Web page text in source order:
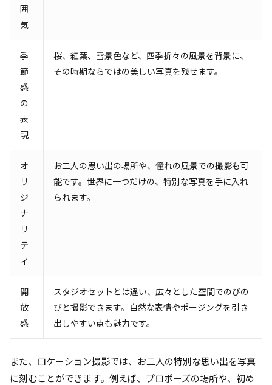
囲
気
季
節
感
の
表
現
桜、紅葉、雪景色など、四季折々の風景を背景に、
その時期ならではの美しい写真を残せます。
オ
リ
ジ
ナ
リ
テ
ィ
お二人の思い出の場所や、憧れの風景での撮影も可
能です。世界に一つだけの、特別な写真を手に入れ
られます。
開
放
感
スタジオセットとは違い、広々とした空間でのびの
びと撮影できます。自然な表情やポージングを引き
出しやすい点も魅力です。
また、ロケーション撮影では、お二人の特別な思い出を写真
に刻むことができます。例えば、プロポーズの場所や、初め